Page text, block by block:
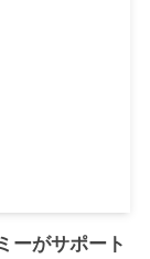
ーがサポート